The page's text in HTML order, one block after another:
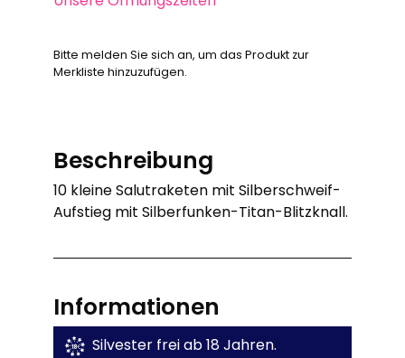
Bitte melden Sie sich an, um das Produkt zur
Merkliste hinzuzufügen.
Beschreibung
10 kleine Salutraketen mit Silberschweif-
Aufstieg mit Silberfunken-Titan-Blitzknall.
Informationen
Silvester frei ab 18 Jahren.